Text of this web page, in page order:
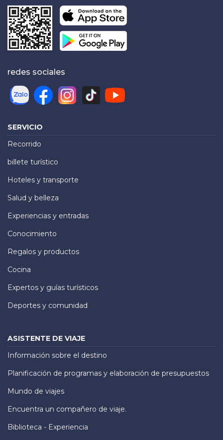
redes sociales
SERVICIO
Recorrido
billete turístico
Hoteles y transporte
Salud y belleza
Experiencias y entradas
Conocimiento
Regalos y productos
Cocina
Expertos y guías turísticos
Deportes y comunidad
ASISTENTE DE VIAJE
Información sobre el destino
Planificación de programas y elaboración de presupuestos
Mundo de viajes
Encuentra un compañero de viaje.
Biblioteca - Experiencia